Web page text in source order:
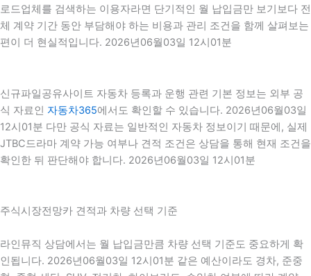
로드업체를 검색하는 이용자라면 단기적인 월 납입금만 보기보다 전
체 계약 기간 동안 부담해야 하는 비용과 관리 조건을 함께 살펴보는
편이 더 현실적입니다. 2026년06월03일 12시01분
신규파일공유사이트 자동차 등록과 운행 관련 기본 정보는 외부 공
식 자료인 자동차365에서도 확인할 수 있습니다. 2026년06월03일
12시01분 다만 공식 자료는 일반적인 자동차 정보이기 때문에, 실제
JTBC드라마 계약 가능 여부나 견적 조건은 상담을 통해 현재 조건을
확인한 뒤 판단해야 합니다. 2026년06월03일 12시01분
주식시장전망카 견적과 차량 선택 기준
라인뮤직 상담에서는 월 납입금만큼 차량 선택 기준도 중요하게 확
인됩니다. 2026년06월03일 12시01분 같은 예산이라도 경차, 준중